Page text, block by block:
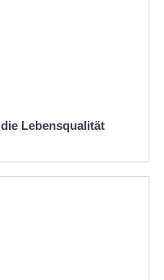
Lebensqualität